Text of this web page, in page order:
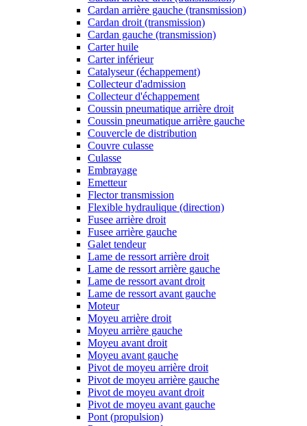
Cardan arrière gauche (transmission)
Cardan droit (transmission)
Cardan gauche (transmission)
Carter huile
Carter inférieur
Catalyseur (échappement)
Collecteur d'admission
Collecteur d'échappement
Coussin pneumatique arrière droit
Coussin pneumatique arrière gauche
Couvercle de distribution
Couvre culasse
Culasse
Embrayage
Emetteur
Flector transmission
Flexible hydraulique (direction)
Fusee arrière droit
Fusee arrière gauche
Galet tendeur
Lame de ressort arrière droit
Lame de ressort arrière gauche
Lame de ressort avant droit
Lame de ressort avant gauche
Moteur
Moyeu arrière droit
Moyeu arrière gauche
Moyeu avant droit
Moyeu avant gauche
Pivot de moyeu arrière droit
Pivot de moyeu arrière gauche
Pivot de moyeu avant droit
Pivot de moyeu avant gauche
Pont (propulsion)